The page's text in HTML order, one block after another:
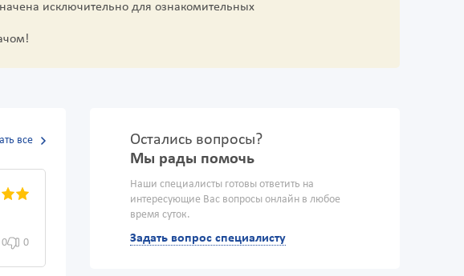
исключительно для ознакомительных
все
0 0
Остались вопросы?
Мы рады помочь
Наши специалисты готовы ответить на
интересующие Вас вопросы онлайн в любое
время суток.
Задать вопрос специалисту